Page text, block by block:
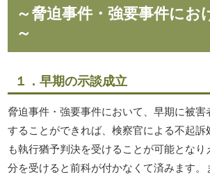
～脅迫事件・強要事件にお
～
１．早期の示談成立
脅迫事件・強要事件において、早期に被害
することができれば、検察官による不起訴
も執行猶予判決を受けることが可能とな
分を受けると前科が付かなくて済みます。